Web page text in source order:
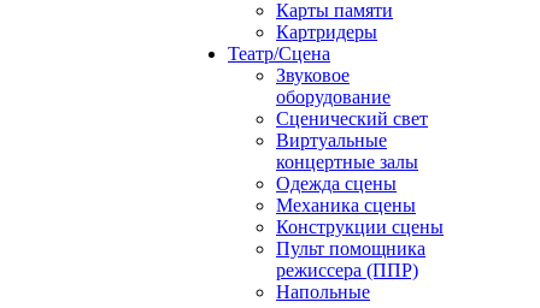
Карты памяти
Картридеры
Театр/Сцена
Звуковое
оборудование
Сценический свет
Виртуальные
концертные залы
Одежда сцены
Механика сцены
Конструкции сцены
Пульт помощника
режиссера (ППР)
Напольные